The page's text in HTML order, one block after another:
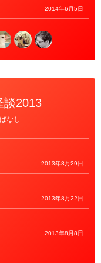
2014年6月5日
談2013
なし
2013年8月29日
2013年8月22日
2013年8月8日